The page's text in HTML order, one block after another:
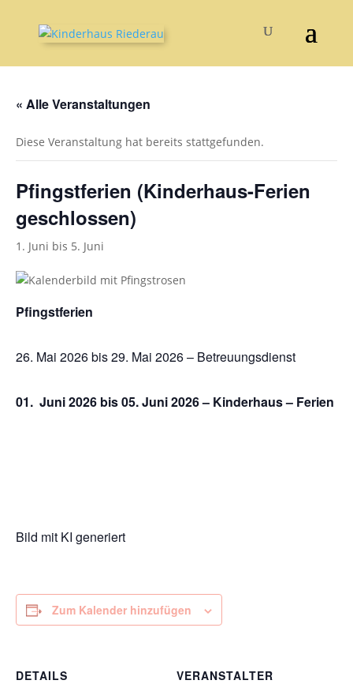
« Alle Veranstaltungen
Diese Veranstaltung hat bereits stattgefunden.
Pfingstferien (Kinderhaus-Ferien
geschlossen)
1. Juni bis 5. Juni
Pfingstferien
26. Mai 2026 bis 29. Mai 2026 – Betreuungsdienst
01. Juni 2026 bis 05. Juni 2026 – Kinderhaus – Ferien
Bild mit KI generiert
Zum Kalender hinzufügen
DETAILS
VERANSTALTER